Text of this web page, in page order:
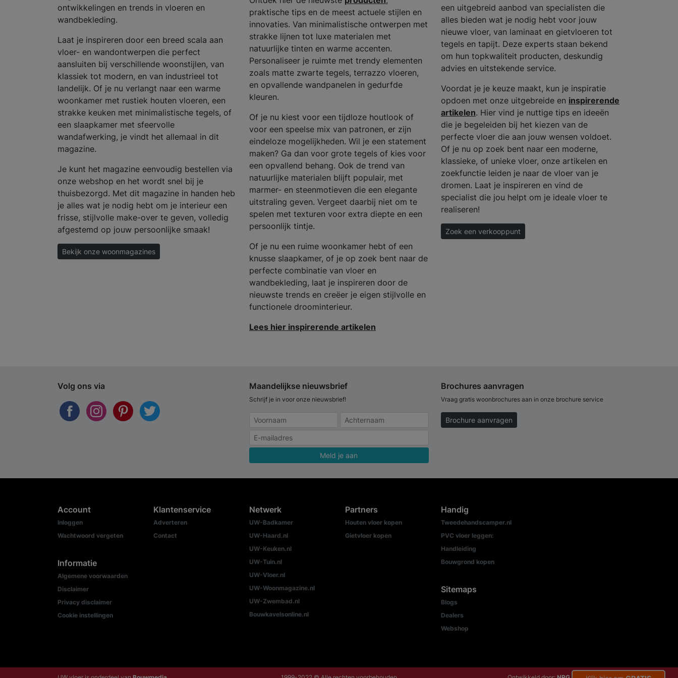
ontwikkelingen en trends in vloeren en
wandbekleding.
Laat je inspireren door een breed scala aan
vloer- en wandontwerpen die perfect
aansluiten bij verschillende woonstijlen, van
klassiek tot modern, en van industrieel tot
landelijk. Of je nu verlangt naar een warme
woonkamer met rustiek houten vloeren, een
strakke keuken met minimalistische tegels, of
een slaapkamer met sfeervolle
wandafwerking, je vindt het allemaal in dit
magazine.
Je kunt het magazine eenvoudig bestellen via
onze webshop en het wordt snel bij je
thuisbezorgd. Met dit magazine in handen heb
je alles wat je nodig hebt om je interieur een
frisse, stijlvolle make-over te geven, volledig
afgestemd op jouw persoonlijke smaak!
Bekijk onze woonmagazines
praktische tips en de meest actuele stijlen en
innovaties. Van minimalistische ontwerpen met
strakke lijnen tot luxe materialen met
natuurlijke tinten en warme accenten.
Personaliseer je ruimte met trendy elementen
zoals matte zwarte tegels, terrazzo vloeren,
en opvallende wandpanelen in gedurfde
kleuren.
Of je nu kiest voor een tijdloze houtlook of
voor een speelse mix van patronen, er zijn
eindeloze mogelijkheden. Wil je een statement
maken? Ga dan voor grote tegels of kies voor
een opvallend behang. Ook de trend van
natuurlijke materialen blijft populair, met
marmer- en steenmotieven die een elegante
uitstraling geven. Vergeet daarbij niet om te
spelen met texturen voor extra diepte en een
persoonlijk tintje.
Of je nu een ruime woonkamer hebt of een
knusse slaapkamer, of je op zoek bent naar de
perfecte combinatie van vloer en
wandbekleding, laat je inspireren door de
nieuwste trends en creëer je eigen stijlvolle en
functionele droominterieur.
Lees hier inspirerende artikelen
een uitgebreid aanbod van specialisten die
alles bieden wat je nodig hebt voor jouw
nieuwe vloer, van laminaat en gietvloeren tot
tegels en tapijt. Deze experts staan bekend
om hun topkwaliteit producten, deskundig
advies en uitstekende service.
Voordat je je keuze maakt, kun je inspiratie
opdoen met onze uitgebreide en inspirerende
artikelen. Hier vind je nuttige tips en ideeën
die je begeleiden bij het kiezen van de
perfecte vloer die aan jouw wensen voldoet.
Of je nu op zoek bent naar een moderne,
klassieke, of unieke vloer, onze artikelen en
zoekfunctie leiden je naar de vloer van je
dromen. Laat je inspireren en vind de
specialist die jou helpt om je ideale vloer te
realiseren!
Zoek een verkooppunt
Volg ons via Maandelijkse nieuwsbrief
Schrijf je in voor onze nieuwsbrief!
Meld je aan
Brochures aanvragen
Vraag gratis woonbrochures aan in onze brochure service
Brochure aanvragen
Account
Inloggen
Wachtwoord vergeten
Informatie
Algemene voorwaarden
Disclaimer
Privacy disclaimer
Cookie instellingen
Klantenservice
Adverteren
Contact
Netwerk
UW-Badkamer
UW-Haard.nl
UW-Keuken.nl
UW-Tuin.nl
UW-Vloer.nl
UW-Woonmagazine.nl
UW-Zwembad.nl
Bouwkavelsonline.nl
Partners
Houten vloer kopen
Gietvloer kopen
Handig
Tweedehandscamper.nl
PVC vloer leggen:
Handleiding
Bouwgrond kopen
Sitemaps
Blogs
Dealers
Webshop